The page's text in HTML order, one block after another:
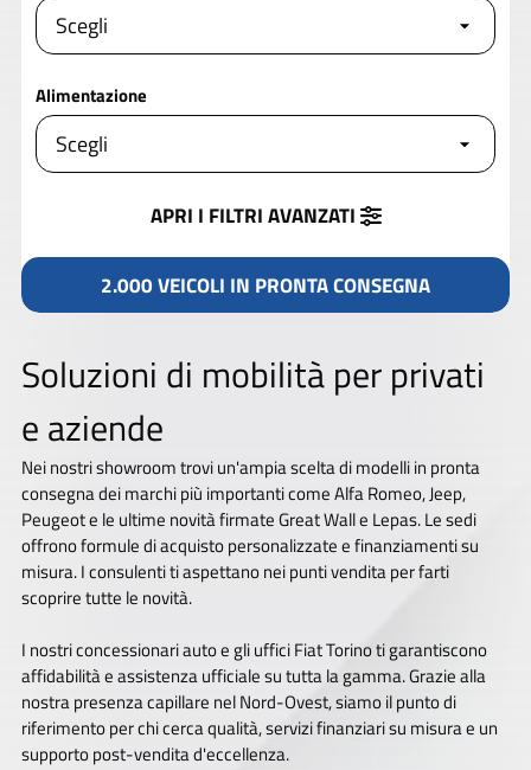
Alimentazione
APRI I FILTRIAVANZATI
2.000 VEICOLI IN PRONTA CONSEGNA
Soluzioni di mobilità per privati
e aziende
Nei nostri showroom trovi un'ampia scelta di modelli in pronta
consegna dei marchi più importanti come Alfa Romeo, Jeep,
Peugeot e le ultime novità firmate Great Wall e Lepas. Le sedi
offrono formule di acquisto personalizzate e finanziamenti su
misura. I consulenti ti aspettano nei punti vendita per farti
scoprire tutte le novità.
I nostri concessionari auto e gli uffici Fiat Torino ti garantiscono
affidabilità e assistenza ufficiale su tutta la gamma. Grazie alla
nostra presenza capillare nel Nord-Ovest, siamo il punto di
riferimento per chi cerca qualità, servizi finanziari su misura e un
supporto post-vendita d'eccellenza.